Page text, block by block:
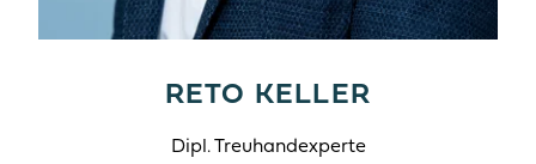
RETO KELLER
Dipl. Treuhandexperte